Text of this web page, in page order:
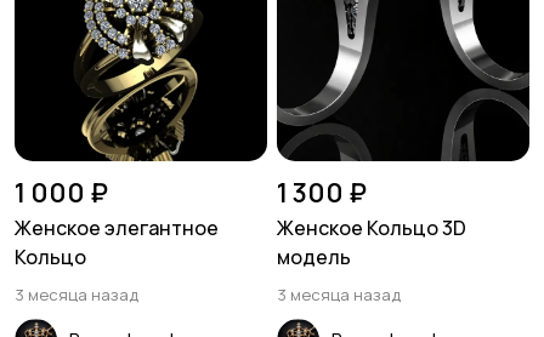
1 000 ₽
Женское элегантное
Кольцо
3 месяца назад
1 300 ₽
Женское Кольцо 3D
модель
3 месяца назад